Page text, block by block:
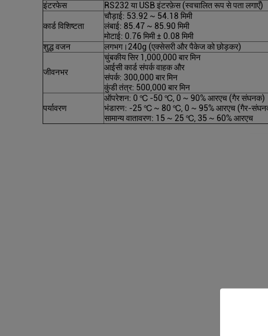
इंटरफेस
RS232 या USB इंटरफ़ेस (स्वचालित रूप से पता लगाएँ)
कार्ड विशिष्टता
चौड़ाई: 53.92 ~ 54.18 मिमी
लंबाई: 85.47 ~ 85.90 मिमी
मोटाई: 0.76 मिमी ± 0.08 मिमी
शुद्ध वजन
लगभग।240g (एक्सेसरी और पैकेज को छोड़कर)
जीवनभर
चुंबकीय सिर 1,000,000 बार मिन
आईसी कार्ड संपर्क वाहक और
संपर्क: 300,000 बार मिन
कुंडी तंत्र: 500,000 बार मिन
पर्यावरण
ऑपरेशन: 0 ℃ -50 ℃, 0 ~ 90% आरएच (गैर संघनक)
भंडारण: -25 ℃ ~ 80 ℃, 0 ~ 95% आरएच (गैर-
सामान्य वातावरण: 15 ~ 25 ℃, 35 ~ 60% आरएच